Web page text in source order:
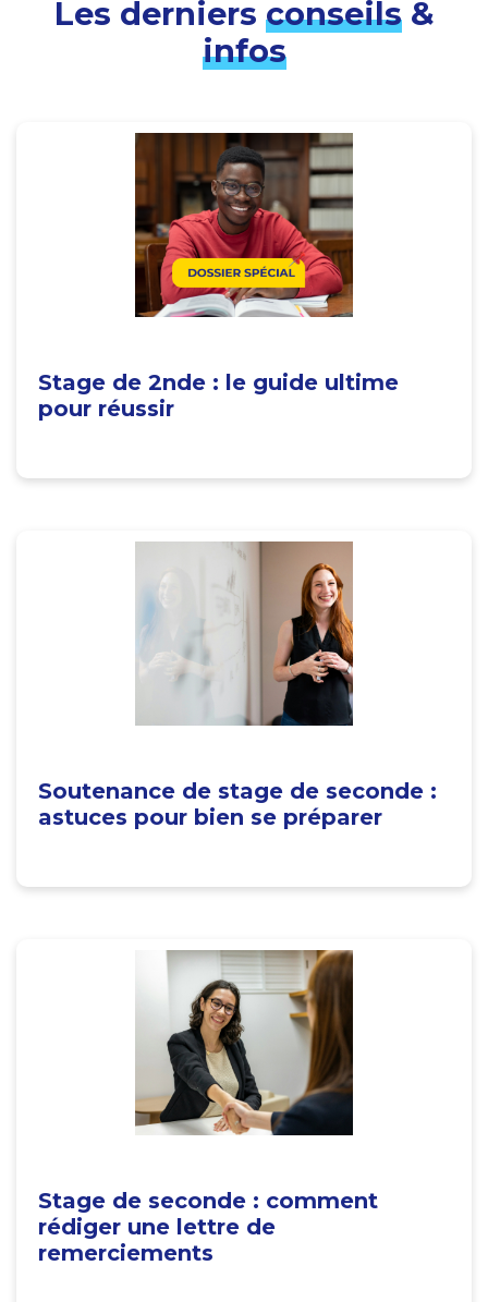
Les derniers conseils&
infos
Stage de 2nde : le guide ultime
pour réussir
Soutenance de stage de seconde :
astuces pour bien se préparer
Stage de seconde : comment
rédiger une lettre de
remerciements